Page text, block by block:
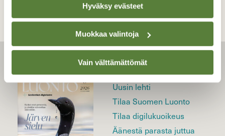
Hyväksy evästeet
Muokkaa valintoja
Vain välttämättömät
LEHTI
Uusin lehti
Tilaa Suomen Luonto
Tilaa digilukuoikeus
Äänestä parasta juttua